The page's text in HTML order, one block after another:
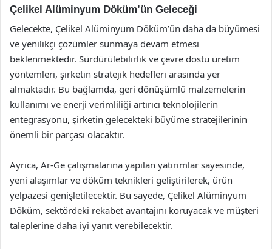
Çelikel Alüminyum Döküm’ün Geleceği
Gelecekte, Çelikel Alüminyum Döküm’ün daha da büyümesi
ve yenilikçi çözümler sunmaya devam etmesi
beklenmektedir. Sürdürülebilirlik ve çevre dostu üretim
yöntemleri, şirketin stratejik hedefleri arasında yer
almaktadır. Bu bağlamda, geri dönüşümlü malzemelerin
kullanımı ve enerji verimliliği artırıcı teknolojilerin
entegrasyonu, şirketin gelecekteki büyüme stratejilerinin
önemli bir parçası olacaktır.
Ayrıca, Ar-Ge çalışmalarına yapılan yatırımlar sayesinde,
yeni alaşımlar ve döküm teknikleri geliştirilerek, ürün
yelpazesi genişletilecektir. Bu sayede, Çelikel Alüminyum
Döküm, sektördeki rekabet avantajını koruyacak ve müşteri
taleplerine daha iyi yanıt verebilecektir.